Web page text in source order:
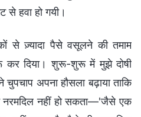
से हवा हो गयी।
से ज़्यादा पैसे वसूलने की तमाम
कर दिया। शुरू-शुरू में मुझे दोषी
अपना हौसला बढ़ाया ताकि
नरमदिल नहीं हो सकता—'जैसे एक